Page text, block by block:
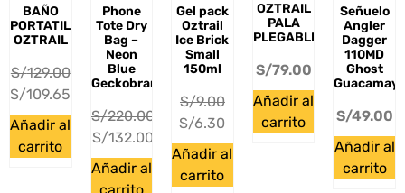
BAÑO
PORTATIL
OZTRAIL
S/129.00
S/109.65
Añadir al
carrito
Phone
Tote Dry
Bag –
Neon
Blue
Geckobrands
S/220.00
S/132.00
Añadir al
Gel pack
Oztrail
Ice Brick
Small
150ml
S/9.00
S/6.30
Añadir al
carrito
OZTRAIL
PALA
PLEGABLE
S/79.00
Añadir al
carrito
Señuelo
Angler
Dagger
110MD
Ghost
S/49.00
Añadir al
carrito